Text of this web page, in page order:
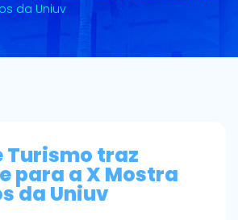
da Uniuv
Turismo traz
para a X Mostra
da Uniuv